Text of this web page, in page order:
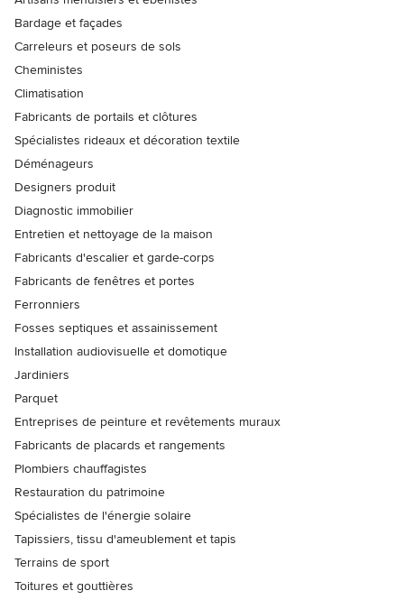
Bardage et façades
Carreleurs et poseurs de sols
Cheministes
Climatisation
Fabricants de portails et clôtures
Spécialistes rideaux et décoration textile
Déménageurs
Designers produit
Diagnostic immobilier
Entretien et nettoyage de la maison
Fabricants d'escalier et garde-corps
Fabricants de fenêtres et portes
Ferronniers
Fosses septiques et assainissement
Installation audiovisuelle et domotique
Jardiniers
Parquet
Entreprises de peinture et revêtements muraux
Fabricants de placards et rangements
Plombiers chauffagistes
Restauration du patrimoine
Spécialistes de l'énergie solaire
Tapissiers, tissu d'ameublement et tapis
Terrains de sport
Toitures et gouttières